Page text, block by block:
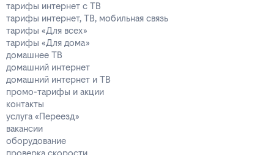
тарифы интернет с ТВ
тарифы интернет, ТВ, мобильная связь
тарифы «Для всех»
тарифы «Для дома»
домашнее ТВ
домашний интернет
домашний интернет и ТВ
промо-тарифы и акции
контакты
услуга «Переезд»
вакансии
оборудование